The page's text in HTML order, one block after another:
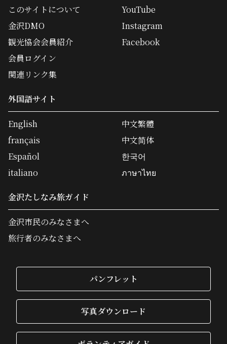
このサイトについて
金沢DMO
観光協会会員紹介
会員ログイン
関連リンク集
YouTube
Instagram
Facebook
外国語サイト
English
français
Español
italiano
中文繁體
中文简体
한국어
ภาษาไทย
金沢たしなみ旅ガイド
金沢市民のみなさまへ
旅行者のみなさまへ
パンフレット
写真ダウンロード